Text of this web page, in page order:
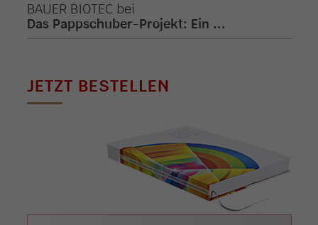
BAUER BIOTEC bei
Das Pappschuber-Projekt: Ein ...
JETZT BESTELLEN